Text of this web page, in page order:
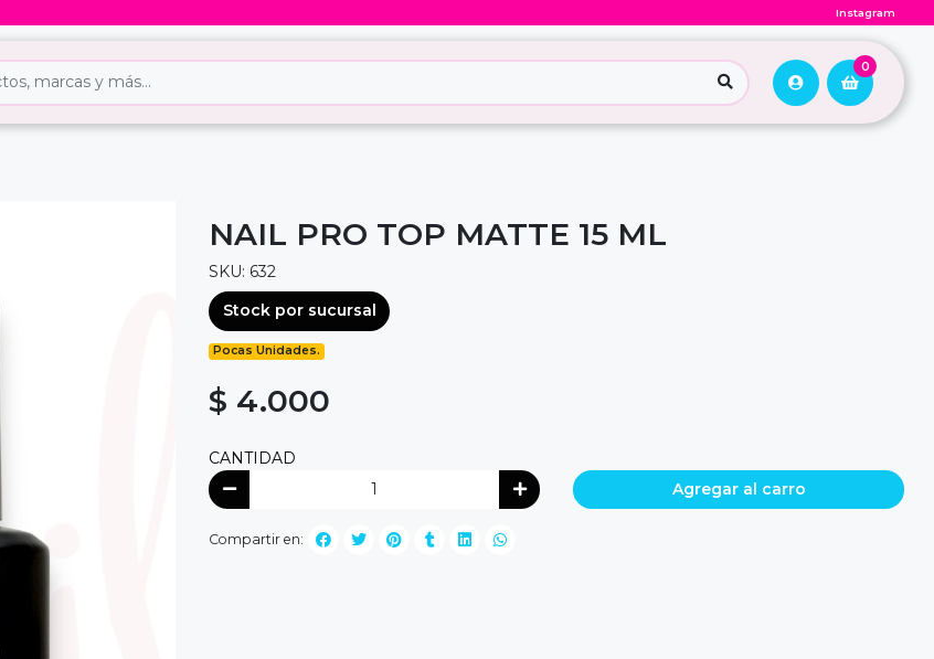
Instagram
0
NAIL PRO TOP MATTE 15 ML
SKU: 632
Stock por sucursal
Pocas Unidades.
$ 4.000
CANTIDAD
Agregar al carro
Compartir en: